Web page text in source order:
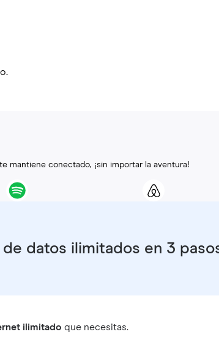
mantiene conectado, ¡sin importar la aventura!
de datos ilimitados en 3
ilimitado que necesitas.